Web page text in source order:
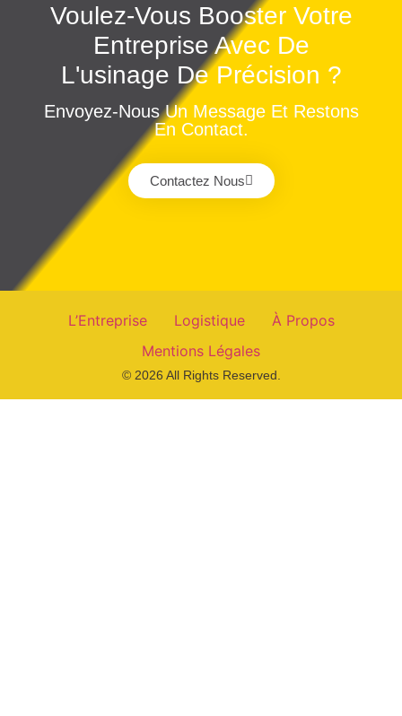
Voulez-Vous Booster Votre
Entreprise Avec De
L'usinage De Précision ?
Envoyez-Nous Un Message Et Restons
En Contact.
Contactez Nous
L’Entreprise Logistique
À Propos
Mentions Légales
© 2026 All Rights Reserved.